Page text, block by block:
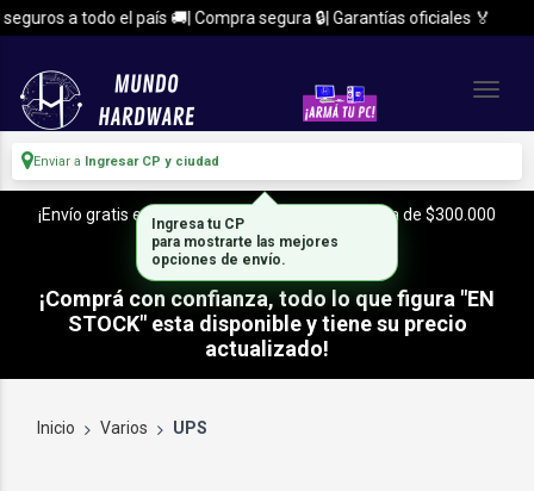
a todo el país 🚚| Compra segura 🔒| Garantías oficiales 🏅
Enviar a Ingresar CP y ciudad
¡Envío gratis en CABA y Zona Sur, con tu compra de $300.000
o mas!
¡Comprá con confianza, todo lo que figura "EN
STOCK" esta disponible y tiene su precio
actualizado!
Inicio Varios UPS
Ingresa tu CP
para mostrarte las mejores
opciones de envío.